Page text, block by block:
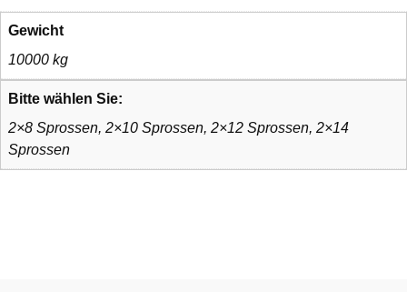
Gewicht
10000 kg
Bitte wählen Sie:
2×8 Sprossen, 2×10 Sprossen, 2×12 Sprossen, 2×14
Sprossen